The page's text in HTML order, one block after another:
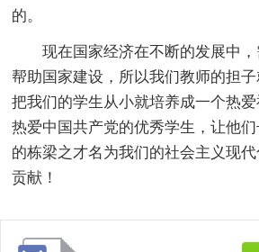
的。
现在国家经济在不断的发展中
帮助国家建设，所以我们教师的担
把我们的学生从小就培养成一个热爱
热爱中国共产党的优秀学生，让他
的栋梁之才名为我们的社会主义现
贡献！